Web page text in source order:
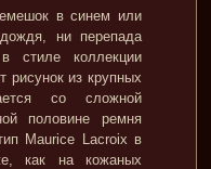
в синем или
ни перепада
стиле коллекции
рисунок из крупных
со сложной
половине ремня
Maurice Lacroix в
как на кожаных